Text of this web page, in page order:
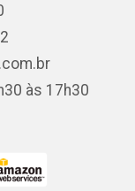
às 17h30